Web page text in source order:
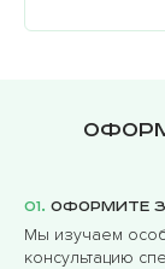
01. Оформите
Мы изучаем
консультацию